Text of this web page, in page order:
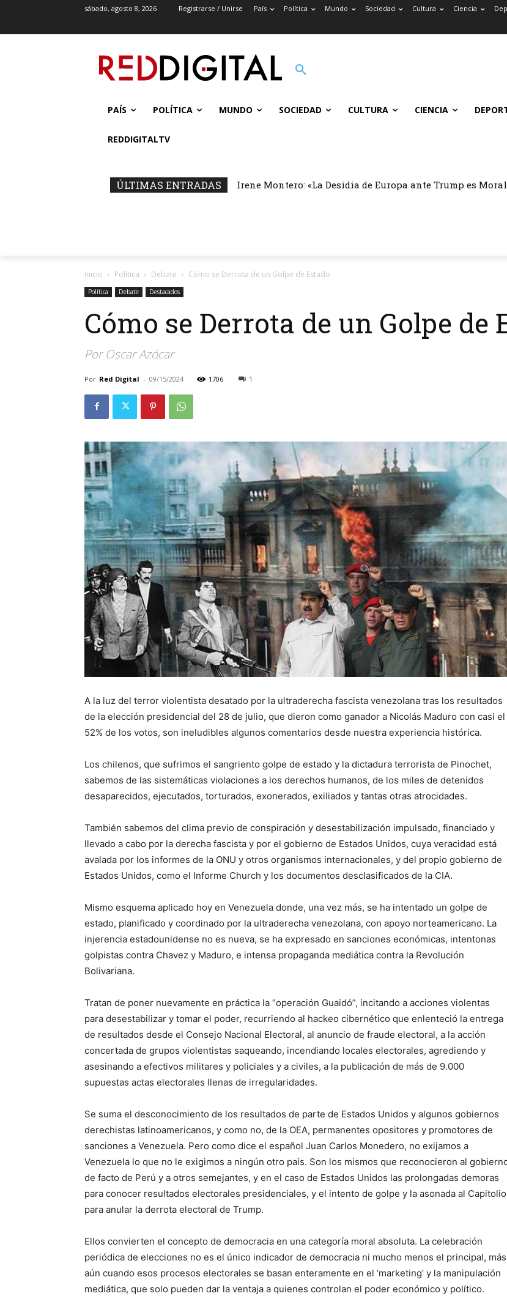
sábado, agosto 8, 2026 Registrarse / Unirse País Política Mundo Sociedad Cultura Ciencia
PAÍS POLÍTICA MUNDO SOCIEDAD CULTURA CIENCIA
REDDIGITALTV
ÚLTIMAS ENTRADAS Irene Montero: «La Desidia de Europa ante Trump es
Inicio Política Debate Cómo se Derrota de un Golpe de Estado
Política Debate Destacados
Cómo se Derrota de un Golpe de
Por Oscar Azócar
Por Red Digital - 09/15/2024 1706 1
A la luz del terror violentista desatado por la ultraderecha fascista venezolana tras los resultados
de la elección presidencial del 28 de julio, que dieron como ganador a Nicolás Maduro con casi el
52% de los votos, son ineludibles algunos comentarios desde nuestra experiencia histórica.
Los chilenos, que sufrimos el sangriento golpe de estado y la dictadura terrorista de Pinochet,
sabemos de las sistemáticas violaciones a los derechos humanos, de los miles de detenidos
desaparecidos, ejecutados, torturados, exonerados, exiliados y tantas otras atrocidades.
También sabemos del clima previo de conspiración y desestabilización impulsado, financiado y
llevado a cabo por la derecha fascista y por el gobierno de Estados Unidos, cuya veracidad está
avalada por los informes de la ONU y otros organismos internacionales, y del propio gobierno de
Estados Unidos, como el Informe Church y los documentos desclasificados de la CIA.
Mismo esquema aplicado hoy en Venezuela donde, una vez más, se ha intentado un golpe de
estado, planificado y coordinado por la ultraderecha venezolana, con apoyo norteamericano. La
injerencia estadounidense no es nueva, se ha expresado en sanciones económicas, intentonas
golpistas contra Chavez y Maduro, e intensa propaganda mediática contra la Revolución
Bolivariana.
Tratan de poner nuevamente en práctica la “operación Guaidó”, incitando a acciones violentas
para desestabilizar y tomar el poder, recurriendo al hackeo cibernético que enlenteció la entrega
de resultados desde el Consejo Nacional Electoral, al anuncio de fraude electoral, a la acción
concertada de grupos violentistas saqueando, incendiando locales electorales, agrediendo y
asesinando a efectivos militares y policiales y a civiles, a la publicación de más de 9.000
supuestas actas electorales llenas de irregularidades.
Se suma el desconocimiento de los resultados de parte de Estados Unidos y algunos gobiernos
derechistas latinoamericanos, y como no, de la OEA, permanentes opositores y promotores de
sanciones a Venezuela. Pero como dice el español Juan Carlos Monedero, no exijamos a
Venezuela lo que no le exigimos a ningún otro país. Son los mismos que reconocieron al
de facto de Perú y a otros semejantes, y en el caso de Estados Unidos las prolongadas demoras
para conocer resultados electorales presidenciales, y el intento de golpe y la asonada al Capitolio
para anular la derrota electoral de Trump.
Ellos convierten el concepto de democracia en una categoría moral absoluta. La celebración
periódica de elecciones no es el único indicador de democracia ni mucho menos el principal, más
aún cuando esos procesos electorales se basan enteramente en el ‘marketing’ y la manipulación
mediática, que solo pueden dar la ventaja a quienes controlan el poder económico y político.